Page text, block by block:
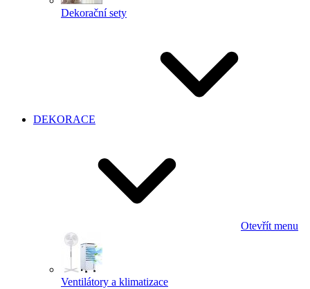
Dekorační sety
DEKORACE
Otevřít menu
Ventilátory a klimatizace